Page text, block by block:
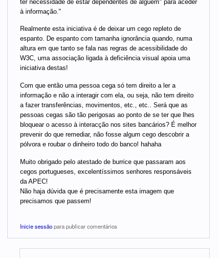
ter necessidade de estar dependentes de alguém" para aceder
à informação."
Realmente esta iniciativa é de deixar um cego repleto de
espanto. De espanto com tamanha ignorância quando, numa
altura em que tanto se fala nas regras de acessibilidade do
W3C, uma associação ligada à deficiência visual apoia uma
iniciativa destas!
Com que então uma pessoa cega só tem direito a ler a
informação e não a interagir com ela, ou seja, não tem direito
a fazer transferências, movimentos, etc., etc.. Será que as
pessoas cegas são tão perigosas ao ponto de se ter que lhes
bloquear o acesso à interacção nos sites bancários? É melhor
prevenir do que remediar, não fosse algum cego descobrir a
pólvora e roubar o dinheiro todo do banco! hahaha
Muito obrigado pelo atestado de burrice que passaram aos
cegos portugueses, excelentíssimos senhores responsáveis
da APEC!
Não haja dúvida que é precisamente esta imagem que
precisamos que passem!
Inicie sessãopara publicar comentários